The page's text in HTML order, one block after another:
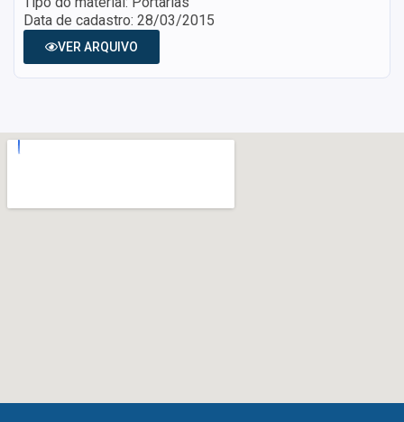
Data de cadastro: 28/03/2015
VER ARQUIVO